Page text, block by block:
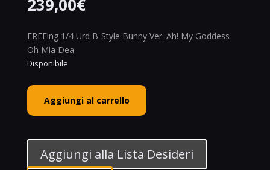
239,00€
FREEing 1/4 Urd B-Style Bunny Ver. Ah! My Goddess
Oh Mia Dea
Disponibile
FREEing
Urd
Bunny
Aggiungi al carrello
Aggiungi alla Lista Desideri